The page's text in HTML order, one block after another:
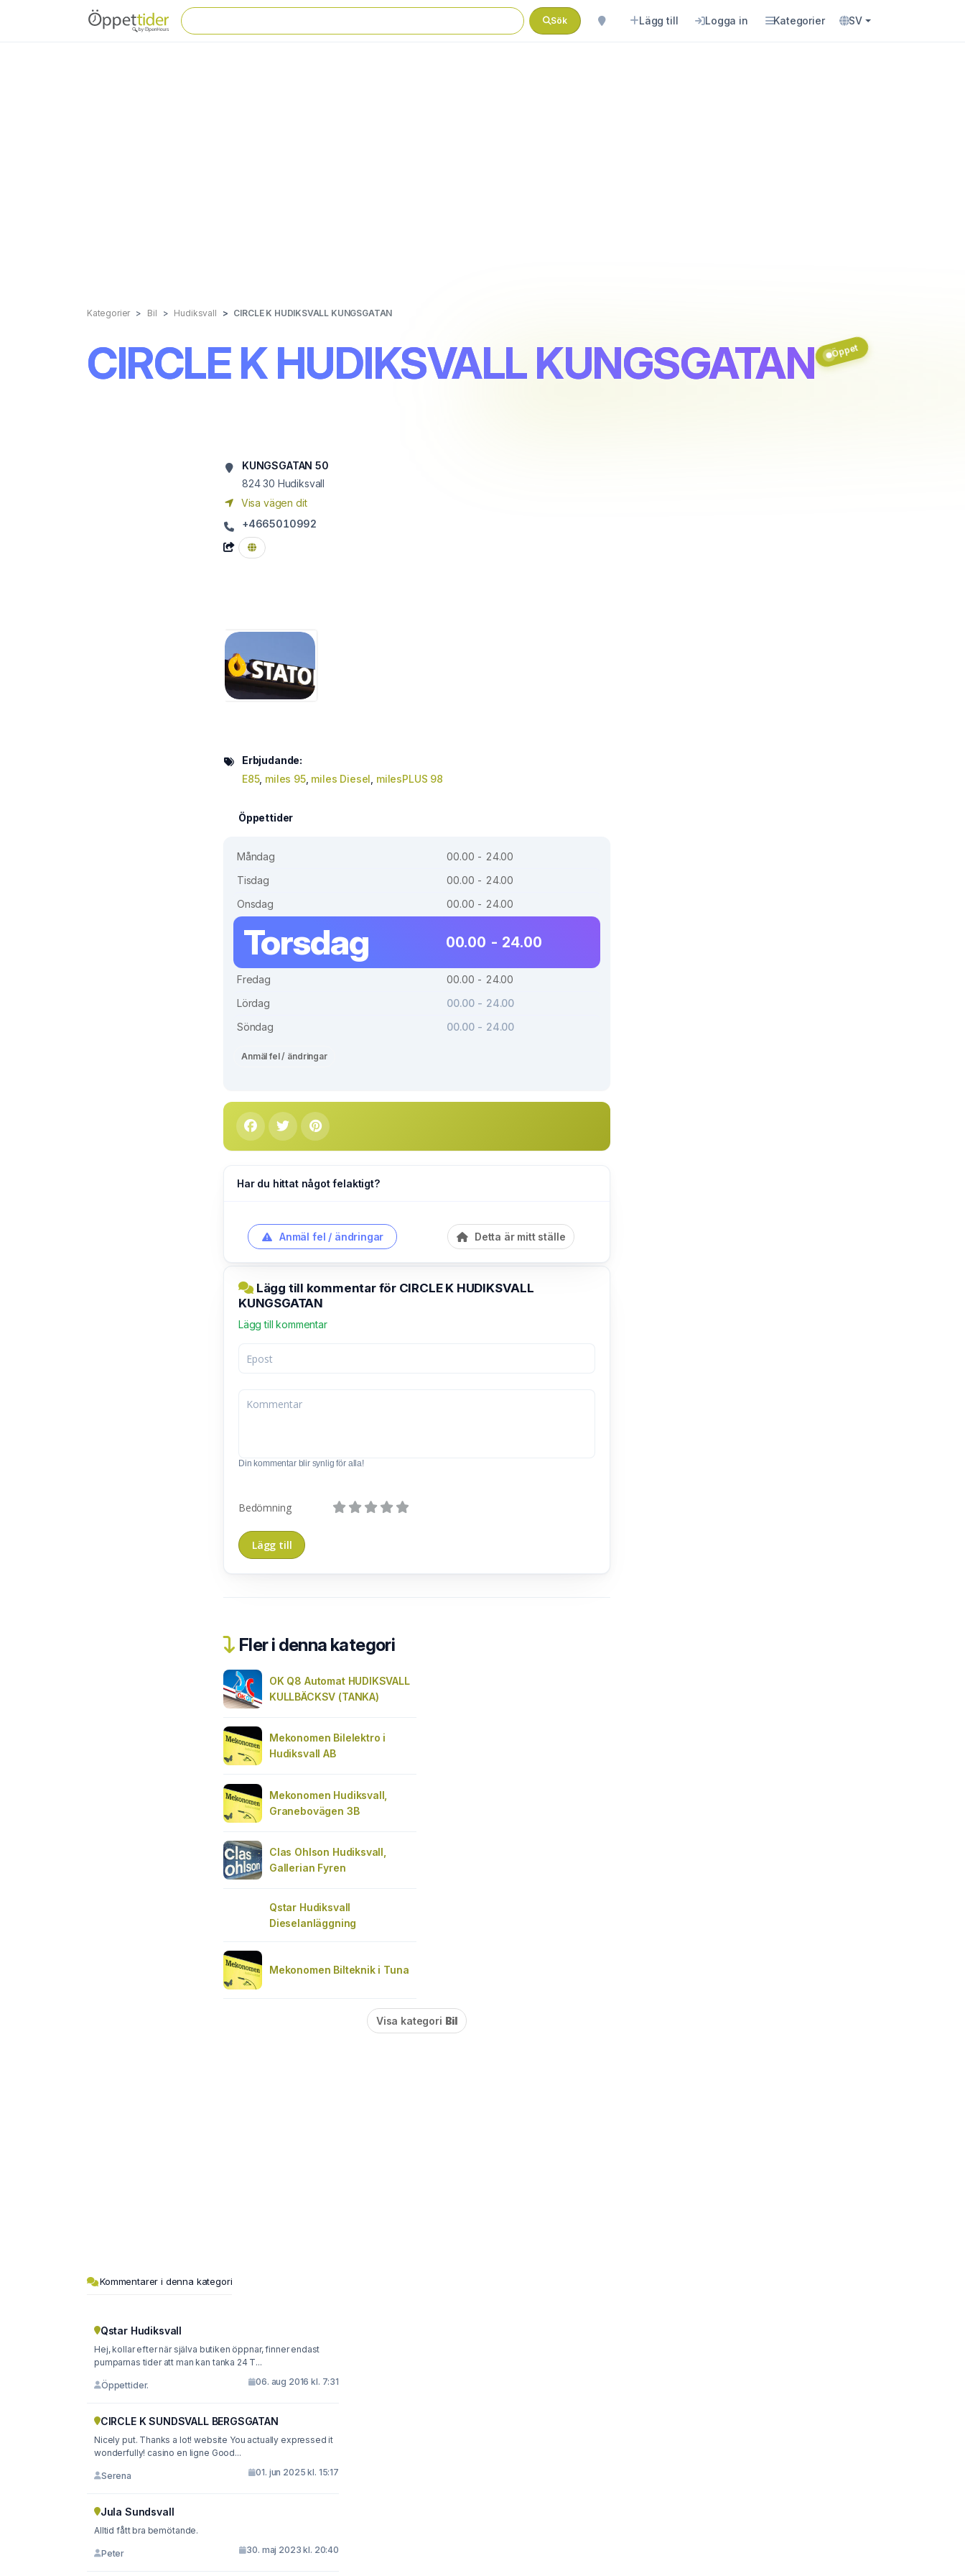
Sök Lägg till Logga in Kategorier SV
Kategorier Bil Hudiksvall CIRCLE K HUDIKSVALL KUNGSGATAN
CIRCLE K HUDIKSVALL KUNGSGATAN Öppet
KUNGSGATAN 50
824 30 Hudiksvall
Visa vägen dit
+4665010992
Erbjudande:
E85, miles 95, miles Diesel milesPLUS 98
Öppettider
Måndag
00.00 - 24.00
Tisdag
00.00 - 24.00
Onsdag
00.00 - 24.00
Torsdag 00.00 - 24.00
Fredag
00.00 - 24.00
Lördag
00.00 - 24.00
Söndag
00.00 - 24.00
Anmäl fel / ändringar
Har du hittat något felaktigt?
Anmäl fel / ändringar Detta är mitt ställe
Lägg till kommentar för CIRCLE K HUDIKSVALL
KUNGSGATAN
Lägg till kommentar
Din kommentar blir synlig för alla!
Bedömning
Fler i denna kategori
OK Q8 Automat HUDIKSVALL
KULLBÄCKSV (TANKA)
Mekonomen Bilelektro i
Hudiksvall AB
Mekonomen Hudiksvall,
Granebovägen 3B
Clas Ohlson Hudiksvall,
Gallerian Fyren
Qstar Hudiksvall
Dieselanläggning
Mekonomen Bilteknik i Tuna
Visa kategori Bil
Kommentarer i denna kategori
Qstar Hudiksvall
Hej, kollar efter när själva butiken öppnar, finner endast
pumparnas tider att man kan tanka 24 T...
Öppettider. 06. aug 2016 kl. 7:31
CIRCLE K SUNDSVALL BERGSGATAN
Nicely put. Thanks a lot! website You actually expressed it
wonderfully! casino en ligne Good...
Serena 01. jun 2025 kl. 15:17
Jula Sundsvall
Alltid fått bra bemötande.
Peter 30. maj 2023 kl. 20:40